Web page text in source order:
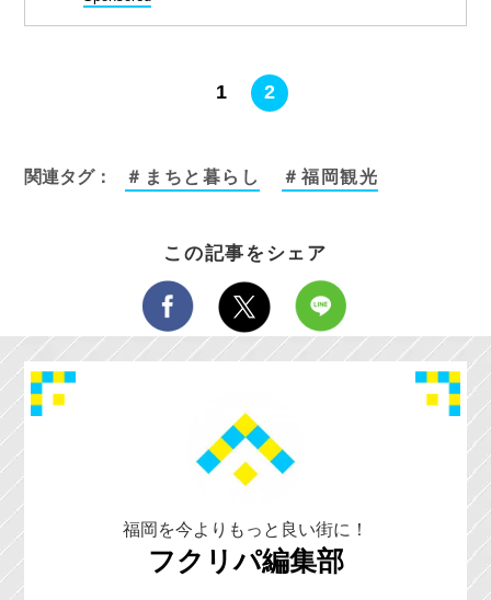
1 2
関連タグ： ＃まちと暮らし ＃福岡観光
この記事をシェア
福岡を今よりもっと良い街に！
フクリパ編集部